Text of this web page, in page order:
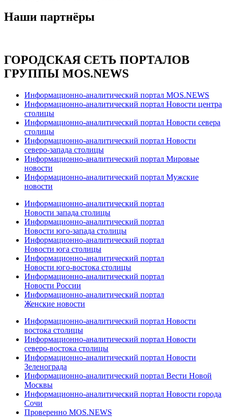
Наши партнёры
ГОРОДСКАЯ СЕТЬ ПОРТАЛОВ
ГРУППЫ MOS.NEWS
Информационно-аналитический портал MOS.NEWS
Информационно-аналитический портал Новости центра
столицы
Информационно-аналитический портал Новости севера
столицы
Информационно-аналитический портал Новости
северо-запада столицы
Информационно-аналитический портал Мировые
новости
Информационно-аналитический портал Мужские
новости
Информационно-аналитический портал
Новости запада столицы
Информационно-аналитический портал
Новости юго-запада столицы
Информационно-аналитический портал
Новости юга столицы
Информационно-аналитический портал
Новости юго-востока столицы
Информационно-аналитический портал
Новости России
Информационно-аналитический портал
Женские новости
Информационно-аналитический портал Новости
востока столицы
Информационно-аналитический портал Новости
северо-востока столицы
Информационно-аналитический портал Новости
Зеленограда
Информационно-аналитический портал Вести Новой
Москвы
Информационно-аналитический портал Новости города
Сочи
Проверенно MOS.NEWS